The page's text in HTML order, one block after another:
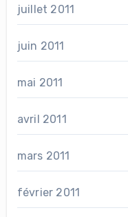
juillet 2011
juin 2011
mai 2011
avril 2011
mars 2011
février 2011